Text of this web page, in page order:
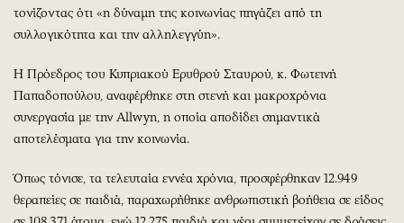
τονίζοντας ότι «η δύναμη της κοινωνίας πηγάζει από τη
συλλογικότητα και την αλληλεγγύη».
Η Πρόεδρος του Κυπριακού Ερυθρού Σταυρού, κ. Φωτεινή
Παπαδοπούλου, αναφέρθηκε στη στενή και μακροχρόνια
συνεργασία με την Allwyn, η οποία αποδίδει σημαντικά
αποτελέσματα για την κοινωνία.
Όπως τόνισε, τα τελευταία εννέα χρόνια, προσφέρθηκαν 12.949
θεραπείες σε παιδιά, παραχωρήθηκε ανθρωπιστική βοήθεια σε είδος